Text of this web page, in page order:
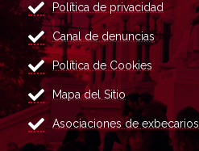
Política de privacidad
Canal de denuncias
Política de Cookies
Mapa del Sitio
Asociaciones de exbecarios